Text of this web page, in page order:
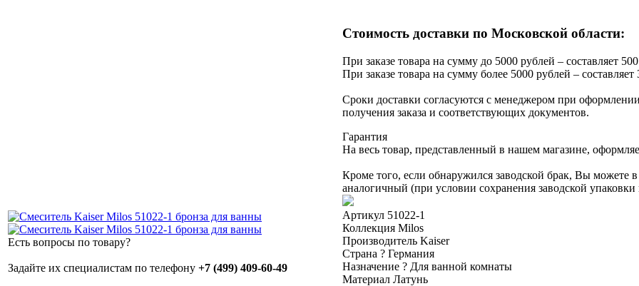
Есть вопросы по товару?
Задайте их специалистам по телефону +7 (499) 409-60-49
Стоимость доставки по Московской области:
При заказе товара на сумму до 5000 рублей – составляет
При заказе товара на сумму более 5000 рублей –
Сроки доставки согласуются с менеджером при
получения заказа и соответствующих документов.
Гарантия
На весь товар, представленный в нашем магазине,
Кроме того, если обнаружился заводской брак, Вы можете
аналогичный (при условии сохранения заводской упаковки
Артикул 51022-1
Коллекция Milos
Производитель Kaiser
Страна ? Германия
Назначение ? Для ванной комнаты
Материал Латунь